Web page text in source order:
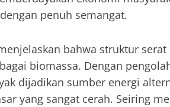
penuh semangat.
bahwa struktur
biomassa. Dengan
dijadikan sumber energi
yang sangat cerah. Seiring